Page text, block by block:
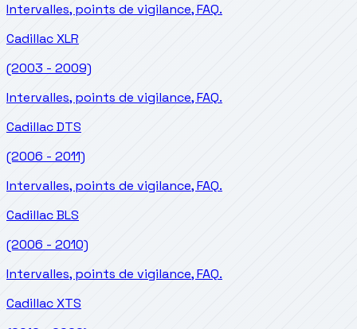
Intervalles, points de vigilance, FAQ.
CadillacXLR
(2003 - 2009)
Intervalles, points de vigilance, FAQ.
CadillacDTS
(2006 - 2011)
Intervalles, points de vigilance, FAQ.
CadillacBLS
(2006 - 2010)
Intervalles, points de vigilance, FAQ.
CadillacXTS